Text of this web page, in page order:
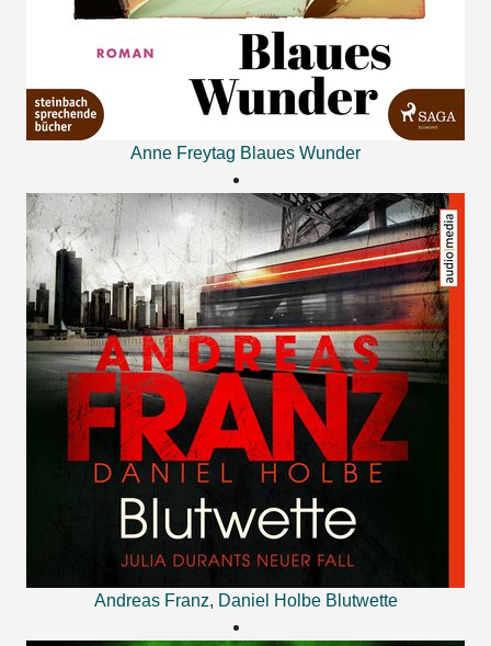
Anne Freytag Blaues Wunder
Andreas Franz, Daniel Holbe Blutwette